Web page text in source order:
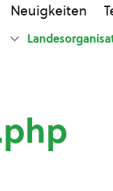
Neuigkeiten